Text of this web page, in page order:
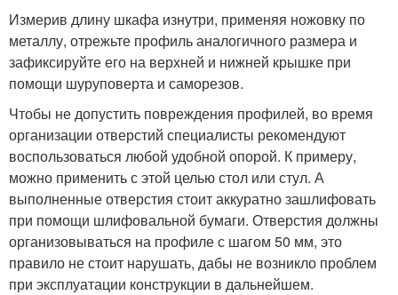
Измерив длину шкафа изнутри, применяя ножовку по
металлу, отрежьте профиль аналогичного размера и
зафиксируйте его на верхней и нижней крышке при
помощи шуруповерта и саморезов.
Чтобы не допустить повреждения профилей, во время
организации отверстий специалисты рекомендуют
воспользоваться любой удобной опорой. К примеру,
можно применить с этой целью стол или стул. А
выполненные отверстия стоит аккуратно зашлифовать
при помощи шлифовальной бумаги. Отверстия должны
организовываться на профиле с шагом 50 мм, это
правило не стоит нарушать, дабы не возникло проблем
при эксплуатации конструкции в дальнейшем.